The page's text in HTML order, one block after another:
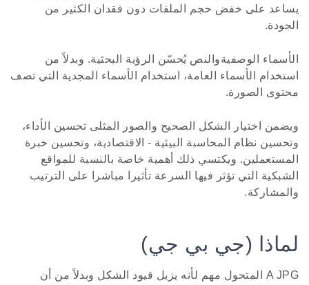
يساعد على خفض حجم الملفات دون فقدان الكثير من
الجودة.
الأسماء الوصفيةوالنص يُحسّن الرؤية البحثية. وبدلاً من
استخدام الأسماء العامة، استخدام الأسماء المجدية التي تصف
محتوى الصورة.
ويضمن اختيار الشكل الصحيح والصور المثلى تحسين الأداء،
وتحسين نظام المحاسبة البيئية - الاقتصادية، وتحسين خبرة
المستعملين. ويكتسي ذلك أهمية خاصة بالنسبة للمواقع
الشبكية التي تؤثر فيها السرعة تأثيرا مباشرا على الترتيب
والمشاركة.
لماذا (جي بي جي)
A JPG المتحول مهم لأنه يزيل قيود الشكل وبدلاً من أن